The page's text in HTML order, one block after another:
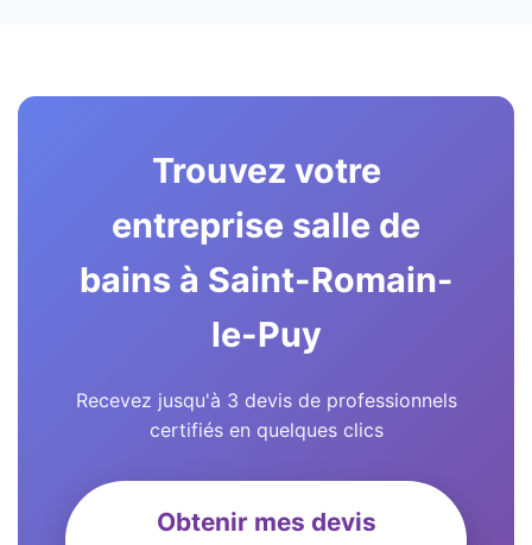
Trouvez votre
entreprise salle de
bains à Saint-Romain-
le-Puy
Recevez jusqu'à 3 devis de professionnels
certifiés en quelques clics
Obtenir mes devis